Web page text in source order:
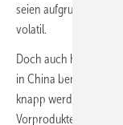
seien aufgrund der
volatil.
Doch auch hier
in China bemerkbar,
knapp werden
Vorprodukte sind bei